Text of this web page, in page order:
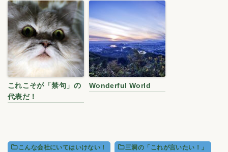
これこそが「禁句」の
代表だ！
Wonderful World
こんな会社にいてはいけない！ 三洞の「これが言いたい！」